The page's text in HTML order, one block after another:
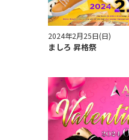
2024年2月25日(日)
ましろ 昇格祭